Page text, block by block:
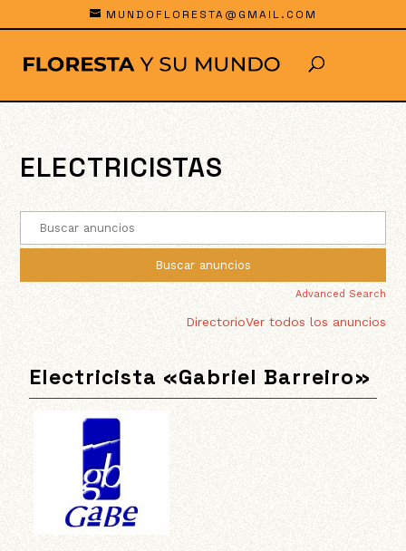
MUNDOFLORESTA@GMAIL.COM
ELECTRICISTAS
Advanced Search
DirectorioVer todos los anuncios
Electricista «Gabriel Barreiro»